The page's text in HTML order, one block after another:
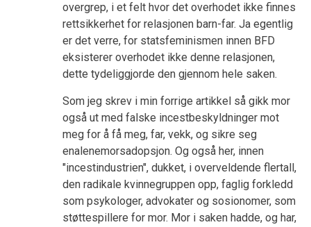
overgrep, i et felt hvor det overhodet ikke finnes
rettsikkerhet for relasjonen barn-far. Ja egentlig
er det verre, for statsfeminismen innen BFD
eksisterer overhodet ikke denne relasjonen,
dette tydeliggjorde den gjennom hele saken.
Som jeg skrev i min forrige artikkel så gikk mor
også ut med falske incestbeskyldninger mot
meg for å få meg, far, vekk, og sikre seg
enalenemorsadopsjon. Og også her, innen
"incestindustrien", dukket, i overveldende flertall,
den radikale kvinnegruppen opp, faglig forkledd
som psykologer, advokater og sosionomer, som
støttespillere for mor. Mor i saken hadde, og har,